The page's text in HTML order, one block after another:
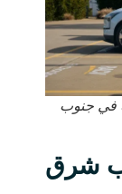
في جنوب
شرق